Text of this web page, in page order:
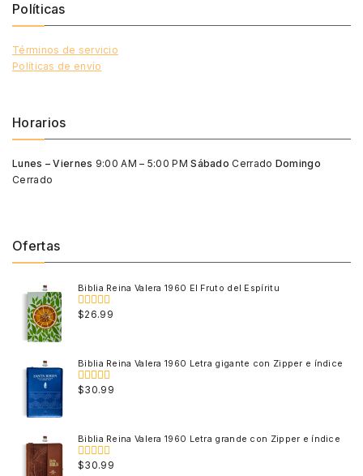
Políticas
Términos de servicio
Políticas de envío
Horarios
Lunes – Viernes 9:00 AM – 5:00 PMSábado Cerrado Domingo
Cerrado
Ofertas
Biblia Reina Valera 1960 El Fruto del Espíritu
0
$26.99
Biblia Reina Valera 1960 Letra gigante con Zipper e índice
0
$30.99
Biblia Reina Valera 1960 Letra grande con Zipper e índice
0
$30.99